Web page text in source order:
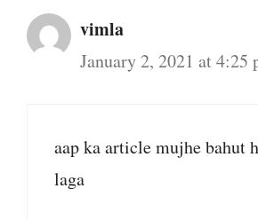
vimla
January 2, 2021 at 4:25
aap ka article mujhe bahut
laga